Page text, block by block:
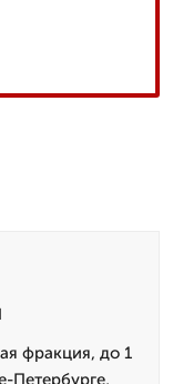
фракция, до 1
Петербурге,